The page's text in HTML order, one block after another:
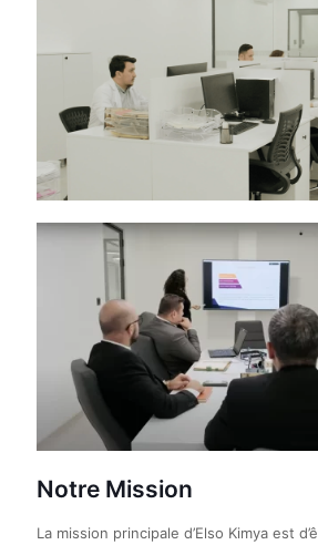
Notre Mission
La mission principale d’Elso Kimya est